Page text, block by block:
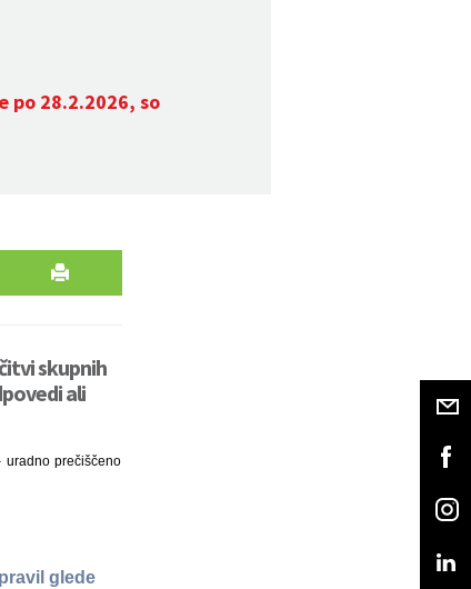
po 28.2.2026, so
skupnih
ali
prečiščeno
glede